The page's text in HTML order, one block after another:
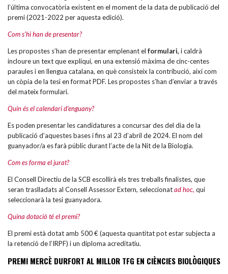
l’última convocatòria existent en el moment de la data de publicació del
premi (2021-2022 per aquesta edició).
Com s’hi han de presentar?
Les propostes s’han de presentar emplenant el formulari i caldrà
incloure un text que expliqui, en una extensió màxima de cinc-centes
paraules i en llengua catalana, en què consisteix la contribució, així com
un còpia de la tesi en format PDF. Les propostes s’han d’enviar a través
del mateix formulari.
Quin és el calendari d’enguany?
Es poden presentar les candidatures a concursar des del dia de la
publicació d’aquestes bases i fins al 23 d’abril de 2024. El nom del
guanyador/a es farà públic durant l’acte de la Nit de la Biologia.
Com es forma el jurat?
El Consell Directiu de la SCB escollirà els tres treballs finalistes, que
seran traslladats al Consell Assessor Extern, seleccionat ad hoc, qui
seleccionarà la tesi guanyadora.
Quina dotació té el premi?
El premi està dotat amb 500 € (aquesta quantitat pot estar subjecta a
la retenció de l’IRPF) i un diploma acreditatiu.
PREMI MERCÈ DURFORT AL MILLOR TFG EN CIÈNCIES BIOLÒGIQUES